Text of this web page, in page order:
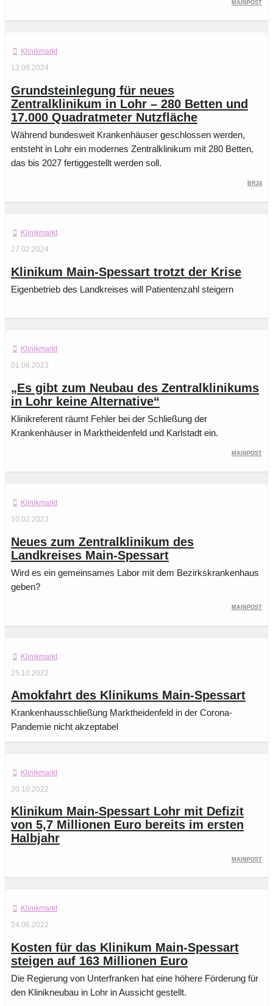
Klinikmarkt
13.09.2024
Grundsteinlegung für neues
Zentralklinikum in Lohr – 280 Betten und
17.000 Quadratmeter Nutzfläche
Während bundesweit Krankenhäuser geschlossen werden,
entsteht in Lohr ein modernes Zentralklinikum mit 280 Betten,
das bis 2027 fertiggestellt werden soll.
BR24
Klinikmarkt
27.02.2024
Klinikum Main-Spessart trotzt der Krise
Eigenbetrieb des Landkreises will Patientenzahl steigern
Klinikmarkt
01.08.2023
„Es gibt zum Neubau des Zentralklinikums
in Lohr keine Alternative“
Klinikreferent räumt Fehler bei der Schließung der
Krankenhäuser in Marktheidenfeld und Karlstadt ein.
Mainpost
Klinikmarkt
10.02.2023
Neues zum Zentralklinikum des
Landkreises Main-Spessart
Wird es ein gemeinsames Labor mit dem Bezirkskrankenhaus
geben?
Mainpost
Klinikmarkt
25.10.2022
Amokfahrt des Klinikums Main-Spessart
Krankenhausschließung Marktheidenfeld in der Corona-
Pandemie nicht akzeptabel
Klinikmarkt
20.10.2022
Klinikum Main-Spessart Lohr mit Defizit
von 5,7 Millionen Euro bereits im ersten
Halbjahr
Mainpost
Klinikmarkt
24.06.2022
Kosten für das Klinikum Main-Spessart
steigen auf 163 Millionen Euro
Die Regierung von Unterfranken hat eine höhere Förderung für
den Klinikneubau in Lohr in Aussicht gestellt.